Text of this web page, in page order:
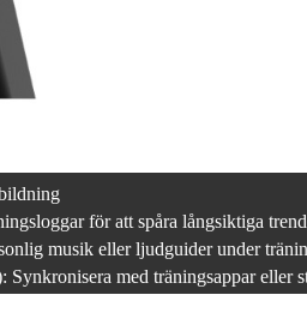
för att spåra långsiktiga
musik eller ljudguider under
med träningsappar eller